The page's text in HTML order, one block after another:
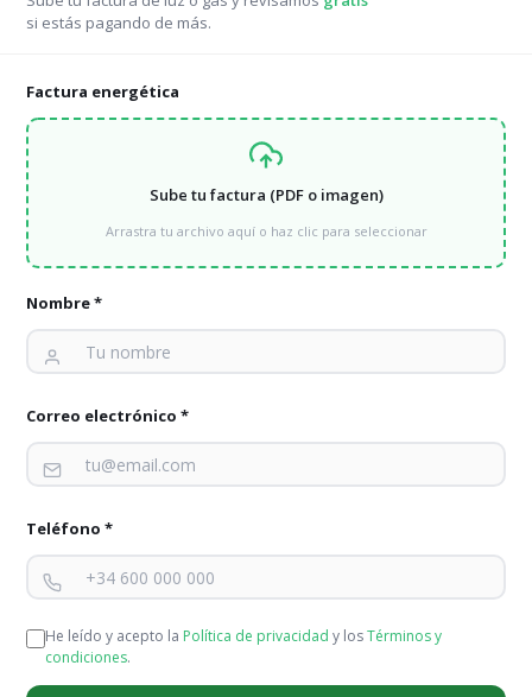
Calculadora autoconsumo online
Tarifas para Comunidades de vecinos
Avanza en eficiéncia energética comparando las mejores
tarifas
Tarifas de luz para comunidades de vecinos
Energía verde para comunidades de vecinos
Tarifas para hoteles e indústria
Tarifas de luz para hoteles
Energía verde para hoteles
Soluciones energéticas para industria
si estás pagando de más.
Factura energética
Sube tu factura (PDF o imagen)
Arrastra tu archivo aquí o haz clic para seleccionar
Nombre *
Correo electrónico *
Teléfono *
He leído y acepto la Política de privacidad y losTérminos y
condiciones.